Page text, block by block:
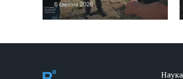
6 серпня 2026
Наука